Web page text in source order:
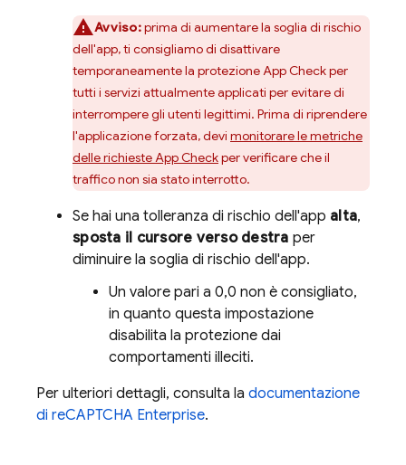
Avviso:prima di aumentare la soglia di rischio
dell'app, ti consigliamo di disattivare
temporaneamente la protezione App Check per
tutti i servizi attualmente applicati per evitare di
interrompere gli utenti legittimi. Prima di riprendere
l'applicazione forzata, devi monitorare le metriche
delle richieste App Checkper verificare che il
traffico non sia stato interrotto.
Se hai una tolleranza di rischio dell'app alta,
sposta il cursore verso destra per
diminuire la soglia di rischio dell'app.
Un valore pari a 0,0 non è consigliato,
in quanto questa impostazione
disabilita la protezione dai
comportamenti illeciti.
Per ulteriori dettagli, consulta la documentazione
di reCAPTCHA Enterprise.